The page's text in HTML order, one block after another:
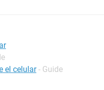
el celular - Guide